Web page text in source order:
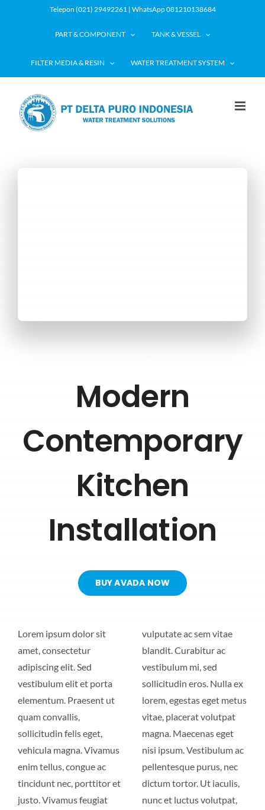
Telepon (021) 29492261 | WhatsApp 081210138684
PART & COMPONENT TANK & VESSEL
FILTER MEDIA & RESIN WATER TREATMENT SYSTEM
Modern
Contemporary
Kitchen
Installation
BUY AVADA NOW
Lorem ipsum dolor sit
amet, consectetur
adipiscing elit. Sed
vestibulum elit et porta
elementum. Praesent ut
quam convallis,
sollicitudin felis eget,
vehicula magna. Vivamus
enim tellus, congue ac
tincidunt nec, porttitor et
justo. Vivamus feugiat
vulputate ac sem vitae
blandit. Curabitur ac
vestibulum mi, sed
sollicitudin eros. Nulla ex
lorem, egestas eget metus
vitae, placerat volutpat
magna. Maecenas eget
nisi ipsum. Vestibulum ac
pellentesque purus, nec
dictum tortor. Ut iaculis,
nunc et luctus volutpat,